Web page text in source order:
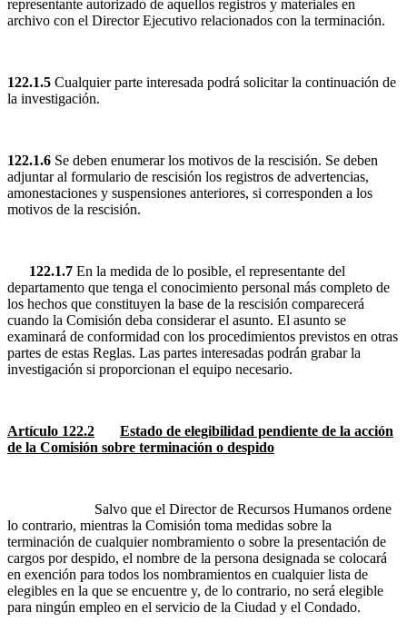
representante autorizado de aquellos registros y materiales en
archivo con el Director Ejecutivo relacionados con la terminación.
122.1.5 Cualquier parte interesada podrá solicitar la continuación de
la investigación.
122.1.6 Se deben enumerar los motivos de la rescisión. Se deben
adjuntar al formulario de rescisión los registros de advertencias,
amonestaciones y suspensiones anteriores, si corresponden a los
motivos de la rescisión.
122.1.7 En la medida de lo posible, el representante del
departamento que tenga el conocimiento personal más completo de
los hechos que constituyen la base de la rescisión comparecerá
cuando la Comisión deba considerar el asunto. El asunto se
examinará de conformidad con los procedimientos previstos en otras
partes de estas Reglas. Las partes interesadas podrán grabar la
investigación si proporcionan el equipo necesario.
Artículo 122.2
Estado de elegibilidad pendiente de la acción
de la Comisión sobre terminación o despido
Salvo que el Director de Recursos Humanos ordene
lo contrario, mientras la Comisión toma medidas sobre la
terminación de cualquier nombramiento o sobre la presentación de
cargos por despido, el nombre de la persona designada se colocará
en exención para todos los nombramientos en cualquier lista de
elegibles en la que se encuentre y, de lo contrario, no será elegible
para ningún empleo en el servicio de la Ciudad y el Condado.